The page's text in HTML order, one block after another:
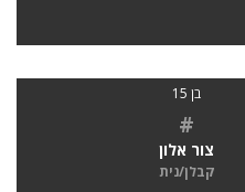
בן 15
#
צור אלון
קבלן/נית